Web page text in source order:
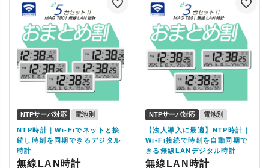
NTPサーバ対応 電池別
NTP時計｜Wi-Fiでネットと接
続し時刻を同期できるデジタル
時計
無線LAN時計
NTPサーバ対応 電池別
【法人導入に最適】NTP時計｜
Wi-Fi接続で時刻を自動同期で
きる無線LANデジタル時計
無線LAN時計